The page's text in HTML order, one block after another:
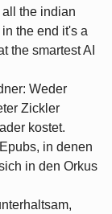
the indian
the end it's a
the smartest AI
Weder
Zickler
kostet.
in denen
in den Orkus